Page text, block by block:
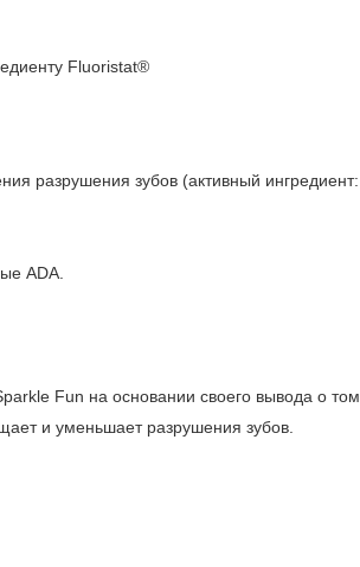
Fluoristat®
разрушения зубов (активный ингредиент:
ADA.
Fun на основании своего вывода о том,
и уменьшает разрушения зубов.